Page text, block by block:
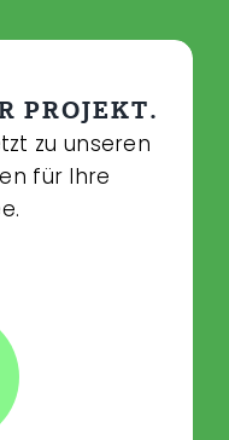
PROJEKT.
zu unseren
für Ihre